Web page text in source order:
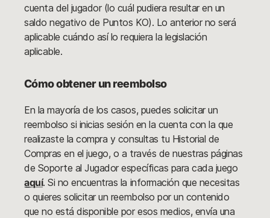
cuenta del jugador (lo cuál pudiera resultar en un
saldo negativo de Puntos KO). Lo anterior no será
aplicable cuándo así lo requiera la legislación
aplicable.
Cómo obtener un reembolso
En la mayoría de los casos, puedes solicitar un
reembolso si inicias sesión en la cuenta con la que
realizaste la compra y consultas tu Historial de
Compras en el juego, o a través de nuestras páginas
de Soporte al Jugador específicas para cada juego
aquí. Si no encuentras la información que necesitas
o quieres solicitar un reembolso por un contenido
que no está disponible por esos medios, envía una